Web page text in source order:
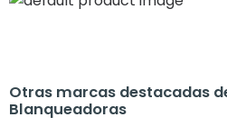
Otras marcas destacadas
Blanqueadoras